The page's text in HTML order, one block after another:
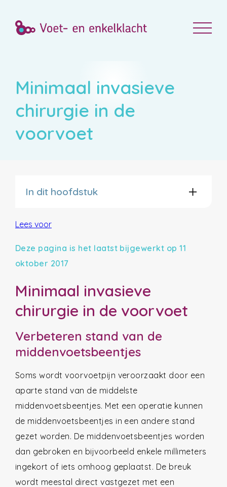
Minimaal invasieve
chirurgie in de
voorvoet
In dit hoofdstuk
Lees voor
Deze pagina is het laatst bijgewerkt op 11
oktober 2017
Minimaal invasieve
chirurgie in de voorvoet
Verbeteren stand van de
middenvoetsbeentjes
Soms wordt voorvoetpijn veroorzaakt door een
aparte stand van de middelste
middenvoetsbeentjes. Met een operatie kunnen
de middenvoetsbeentjes in een andere stand
gezet worden. De middenvoetsbeentjes worden
dan gebroken en bijvoorbeeld enkele millimeters
ingekort of iets omhoog geplaatst. De breuk
wordt meestal direct vastgezet met een